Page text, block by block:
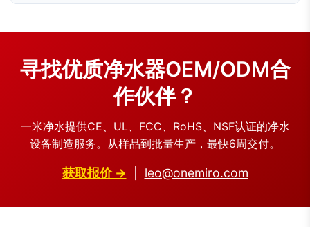
寻找优质净水器OEM/ODM合
作伙伴？
一米净水提供CE、UL、FCC、RoHS、NSF认证的净水
设备制造服务。从样品到批量生产，最快6周交付。
获取报价 → leo@onemiro.com